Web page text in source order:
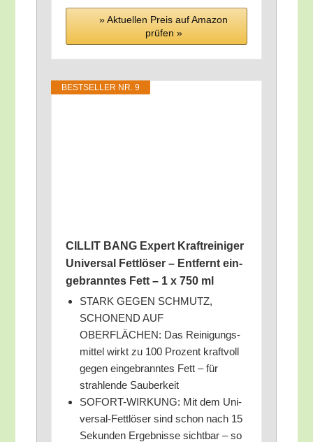
» Aktu­el­len Preis auf Ama­zon
prü­fen »
BEST­SEL­LER NR. 9
CILLIT BANG Expert Kraft­rei­ni­ger
Uni­ver­sal Fett­lö­ser – Ent­fernt ein­
ge­brann­tes Fett – 1 x 750 ml
STARK GEGEN SCHMUTZ,
SCHONEND AUF
OBERFLÄCHEN: Das Rei­ni­gungs­
mit­tel wirkt zu 100 Pro­zent kraft­voll
gegen ein­ge­brann­tes Fett – für
strah­len­de Sauberkeit
SOFORT-WIRKUNG: Mit dem Uni­
ver­sal-Fett­lö­ser sind schon nach 15
Sekun­den Ergeb­nis­se sicht­bar – so